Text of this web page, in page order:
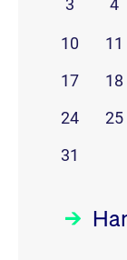
3
4
10 11
17
18
24
25
31